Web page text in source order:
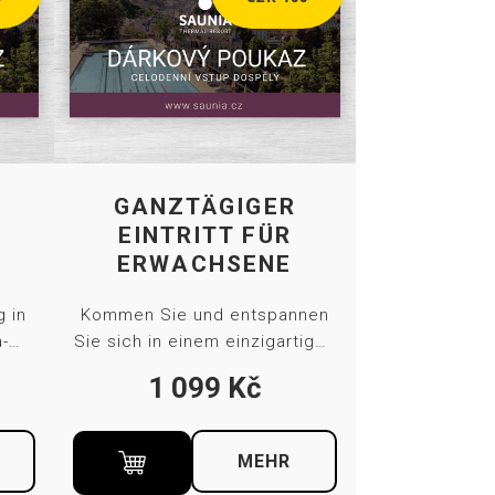
in
GANZTÄGIGER
EINTRITT FÜR
ERWACHSENE
Kommen Sie und entspannen
Sie sich in einem einzigartigen
ganzjährig warmem
Saunawelt und einem
atemberaubenden Blick auf
1 099 Kč
MEHR